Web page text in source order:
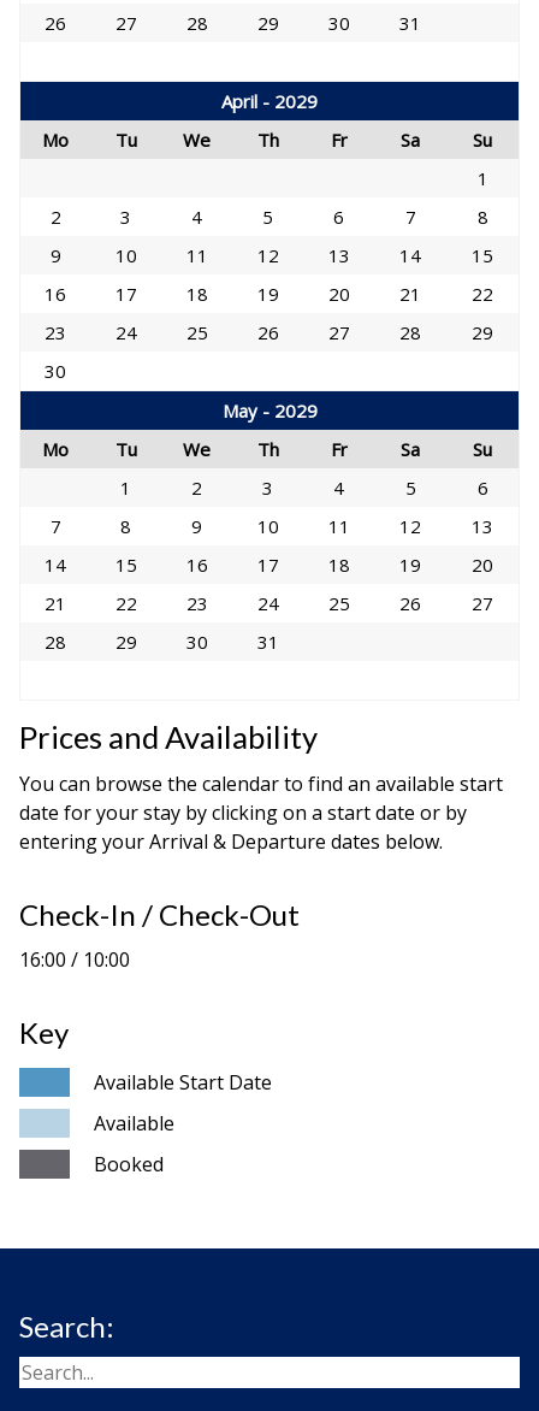
Prices and Availability
You can browse the calendar to find an available start
date for your stay by clicking on a start date or by
entering your Arrival & Departure dates below.
Check-In / Check-Out
16:00 / 10:00
Key
Available Start Date
Available
Booked
26
27 28 29 30 31
April - 2029
Mo
Tu We Th Fr Sa
Su
1
2
3 4 5 6 7
8
9
10 11 12 13 14
15
16
17 18 19 20 21
22
23
24 25 26 27 28
29
30
May - 2029
Mo
Tu We Th Fr Sa
Su
1
2 3 4 5
6
7
8 9 10 11 12
13
14
15 16 17 18 19
20
21
22 23 24 25 26
27
28
29 30 31
Search: